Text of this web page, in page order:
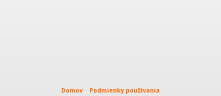
Domov
Podmienky používania